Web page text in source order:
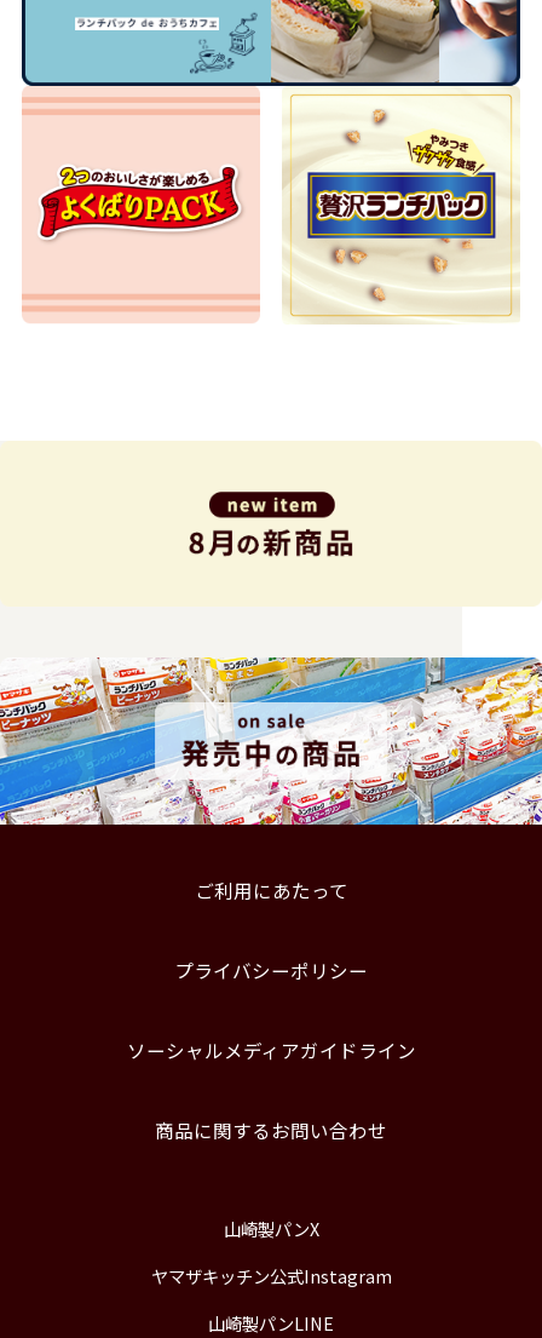
ご利用にあたって
プライバシーポリシー
ソーシャルメディアガイドライン
商品に関するお問い合わせ
山崎製パンX
ヤマザキッチン公式Instagram
山崎製パンLINE